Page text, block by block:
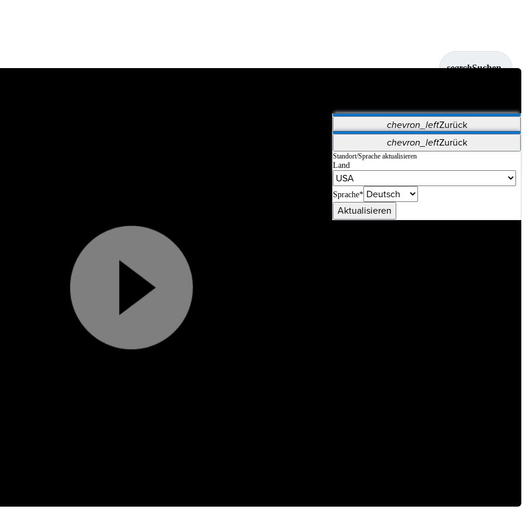
searchSuchen
chevron_leftZurück
Vet Systems OrthoPedia Patient
Supplier Portal
Synergy-Bildgebung und -Resektion
chevron_leftZurück
Standort/Sprache aktualisieren
Land
Sprache*
Aktualisieren
Play